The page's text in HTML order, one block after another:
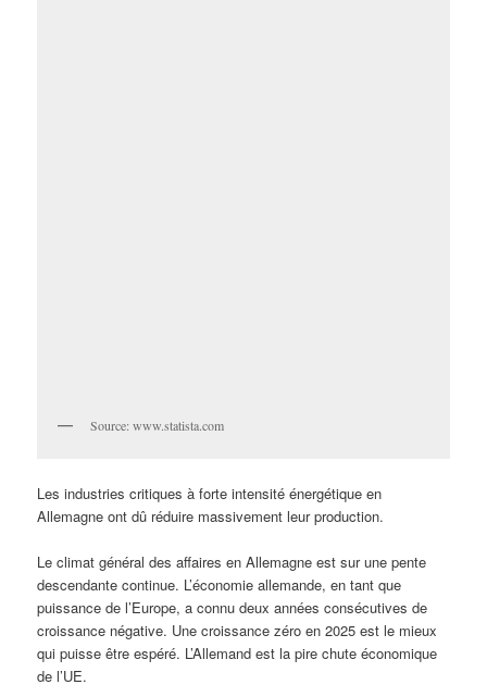
Source: www.statista.com
Les industries critiques à forte intensité énergétique en
Allemagne ont dû réduire massivement leur production.
Le climat général des affaires en Allemagne est sur une pente
descendante continue. L’économie allemande, en tant que
puissance de l’Europe, a connu deux années consécutives de
croissance négative. Une croissance zéro en 2025 est le mieux
qui puisse être espéré. L’Allemand est la pire chute économique
de l’UE.